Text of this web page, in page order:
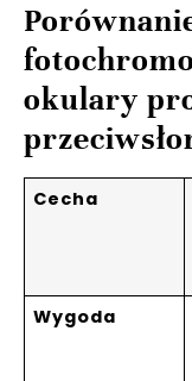
okulary
Cecha
Wygoda